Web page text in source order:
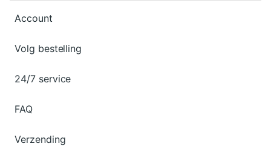
Account
Volg bestelling
24/7 service
FAQ
Verzending